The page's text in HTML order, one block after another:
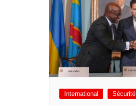
International Sécurité